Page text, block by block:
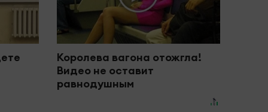
Королева вагона отожгла!
Видео не оставит
равнодушным